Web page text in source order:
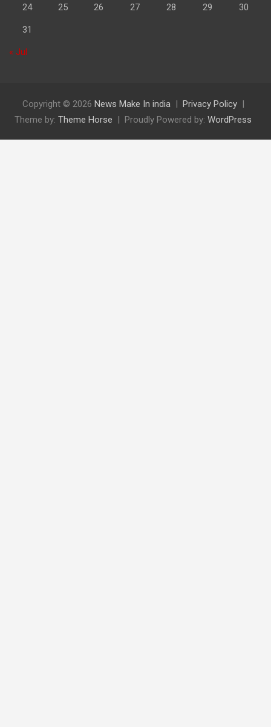
24 25 26 27 28 29 30
31
« Jul
Copyright © 2026 News Make In india
Privacy Policy
Theme by: Theme Horse Proudly Powered by: WordPress